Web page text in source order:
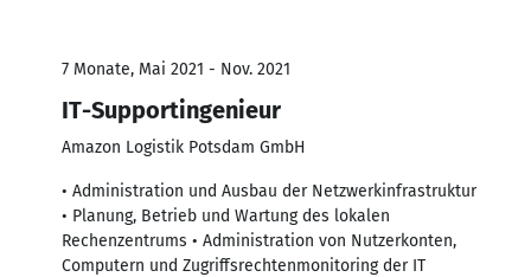
7 Monate, Mai 2021 - Nov. 2021
IT-Supportingenieur
Amazon Logistik Potsdam GmbH
• Administration und Ausbau der Netzwerkinfrastruktur
• Planung, Betrieb und Wartung des lokalen
Rechenzentrums • Administration von Nutzerkonten,
Computern und Zugriffsrechtenmonitoring der IT